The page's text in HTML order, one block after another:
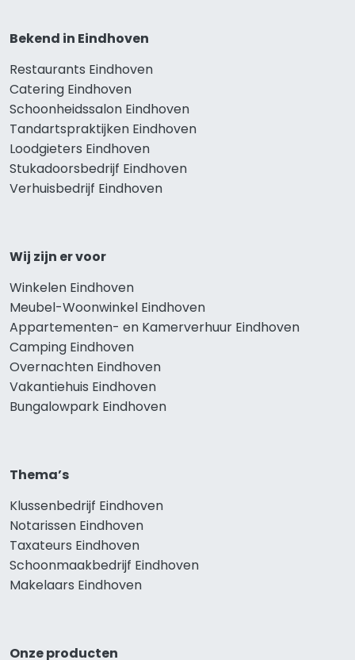
Bekend in Eindhoven
Restaurants Eindhoven
Catering Eindhoven
Schoonheidssalon Eindhoven
Tandartspraktijken Eindhoven
Loodgieters Eindhoven
Stukadoorsbedrijf Eindhoven
Verhuisbedrijf Eindhoven
Wij zijn er voor
Winkelen Eindhoven
Meubel-Woonwinkel Eindhoven
Appartementen- en Kamerverhuur Eindhoven
Camping Eindhoven
Overnachten Eindhoven
Vakantiehuis Eindhoven
Bungalowpark Eindhoven
Thema’s
Klussenbedrijf Eindhoven
Notarissen Eindhoven
Taxateurs Eindhoven
Schoonmaakbedrijf Eindhoven
Makelaars Eindhoven
Onze producten